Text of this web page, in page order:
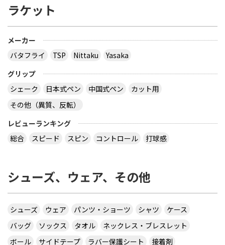
ラケット
メーカー
バタフライ
TSP Nittaku
Yasaka
グリップ
シェーク
日本式ペン 中国式ペン
カット用
その他（異質、反転）
レビューランキング
総合
スピード スピン コントロール 打球感
シューズ、ウェア、その他
シューズ ウェア パンツ・ショーツ シャツ
ケース
バッグ
ソックス タオル
ネックレス・ブレスレット
ボール
サイドテープ ラバー保護シート
接着剤